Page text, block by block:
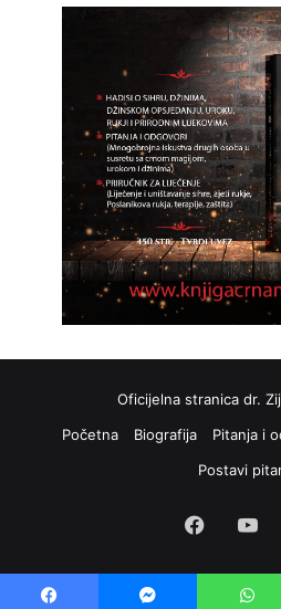
Oficijelna stranica dr.
Početna
Biografija Pitanja i
Postavi